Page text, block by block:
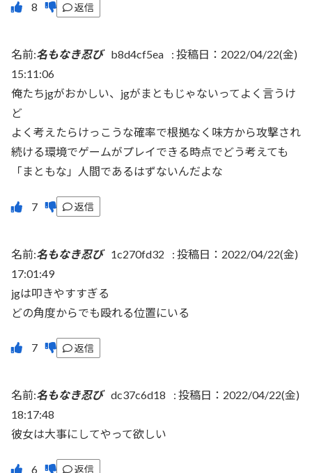
返信
名前:名もなき忍び b8d4cf5ea : 投稿日：2022/04/22(金)
15:11:06
俺たちjgがおかしい、jgがまともじゃないってよく言うけ
ど
よく考えたらけっこうな確率で根拠なく味方から攻撃され
続ける環境でゲームがプレイできる時点でどう考えても
「まともな」人間であるはずないんだよな
返信
名前:名もなき忍び 1c270fd32 : 投稿日：2022/04/22(金)
17:01:49
jgは叩きやすすぎる
どの角度からでも殴れる位置にいる
返信
名前:名もなき忍び dc37c6d18 : 投稿日：2022/04/22(金)
18:17:48
彼女は大事にしてやって欲しい
返信